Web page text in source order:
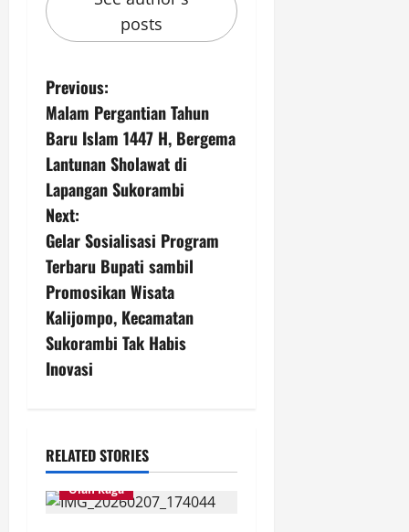
posts
P
o
s
t
n
a
v
i
t
i
Previous:
Malam Pergantian Tahun
Baru Islam 1447 H, Bergema
Lantunan Sholawat di
Lapangan Sukorambi
Next:
Gelar Sosialisasi Program
Terbaru Bupati sambil
Promosikan Wisata
Kalijompo, Kecamatan
Sukorambi Tak Habis
Inovasi
RELATED STORIES
Olah Raga